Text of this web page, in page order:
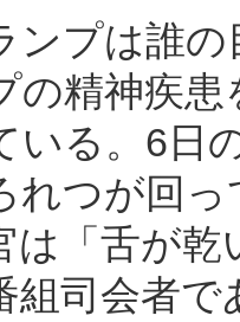
プは誰の
の精神疾
いる。6日
れつが回
は「舌が
組司会者